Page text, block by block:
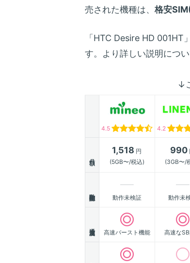
売された機種は、 格安
「HTC Desire HD
す。より詳しい説明につ
↓
4.5 4.2
1,518 円
(5GB〜/税込)
990
(3GB〜/
動作未検証 動作未
高速バースト機能 高速な